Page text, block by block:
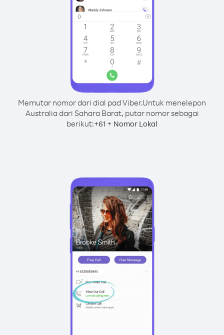
Memutar nomor dari dial pad Viber.Untuk menelepon
Australia dari Sahara Barat, putar nomor sebagai
berikut:+61 + Nomor Lokal